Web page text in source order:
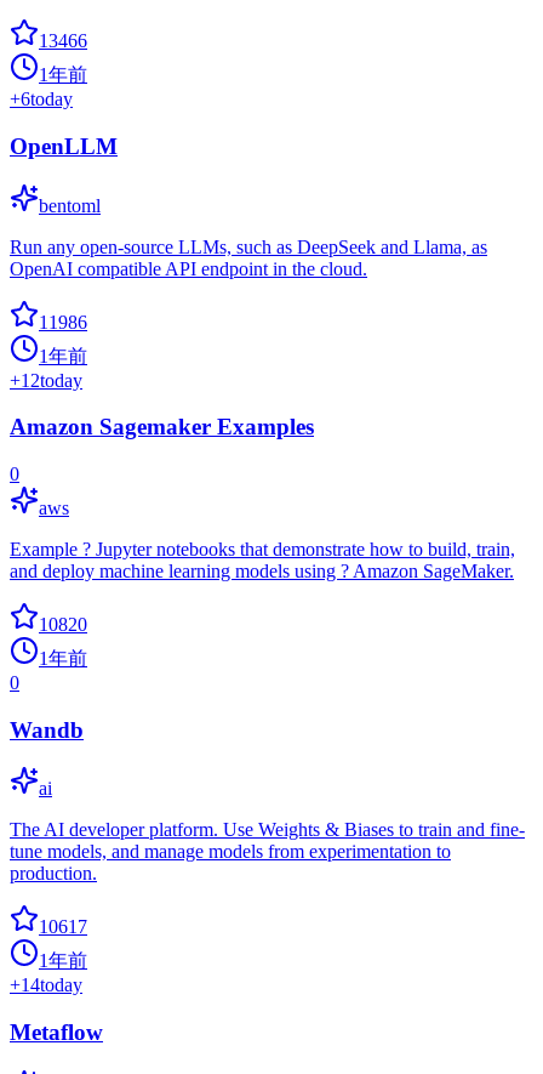
13466
1年前
+6today
OpenLLM
bentoml
Run any open-source LLMs, such as DeepSeek and Llama, as
OpenAI compatible API endpoint in the cloud.
11986
1年前
+12today
Amazon Sagemaker Examples
0
aws
Example ? Jupyter notebooks that demonstrate how to build, train,
and deploy machine learning models using ? Amazon SageMaker.
10820
1年前
0
Wandb
ai
The AI developer platform. Use Weights & Biases to train and fine-
tune models, and manage models from experimentation to
production.
10617
1年前
+14today
Metaflow